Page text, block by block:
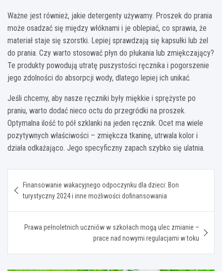
Ważne jest również, jakie detergenty używamy. Proszek do prania
może osadzać się między włóknami i je oblepiać, co sprawia, że
materiał staje się szorstki. Lepiej sprawdzają się kapsułki lub żel
do prania. Czy warto stosować płyn do płukania lub zmiękczający?
Te produkty powodują utratę puszystości ręcznika i pogorszenie
jego zdolności do absorpcji wody, dlatego lepiej ich unikać.
Jeśli chcemy, aby nasze ręczniki były miękkie i sprężyste po
praniu, warto dodać nieco octu do przegródki na proszek.
Optymalna ilość to pół szklanki na jeden ręcznik. Ocet ma wiele
pozytywnych właściwości – zmiękcza tkaninę, utrwala kolor i
działa odkażająco. Jego specyficzny zapach szybko się ulatnia.
wpisu
Finansowanie wakacyjnego odpoczynku dla dzieci: Bon
turystyczny 2024 i inne możliwości dofinansowania
Prawa pełnoletnich uczniów w szkołach mogą ulec zmianie –
prace nad nowymi regulacjami w toku